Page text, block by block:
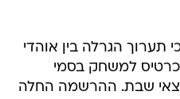
תערוך הגרלה בין אוהדי
למשחק בסמי
שבת. ההרשמה החלה